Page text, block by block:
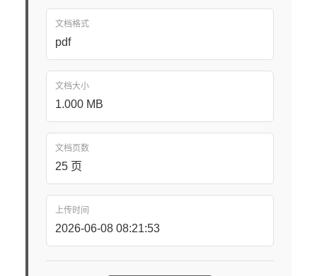
文档格式
pdf
文档大小
1.000 MB
文档页数
25 页
上传时间
2026-06-08 08:21:53